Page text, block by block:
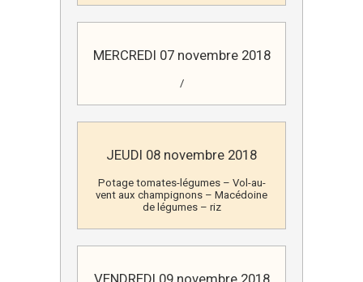
MERCREDI 07 novembre 2018
/
JEUDI 08 novembre 2018
Potage tomates-légumes – Vol-au-
vent aux champignons – Macédoine
de légumes – riz
VENDREDI 09 novembre 2018